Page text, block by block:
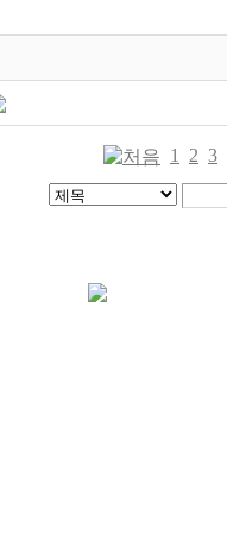
1 2 3